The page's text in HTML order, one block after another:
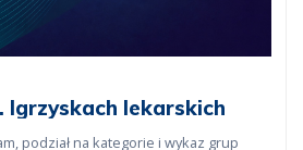
Igrzyskach lekarskich
podział na kategorie i wykaz grup